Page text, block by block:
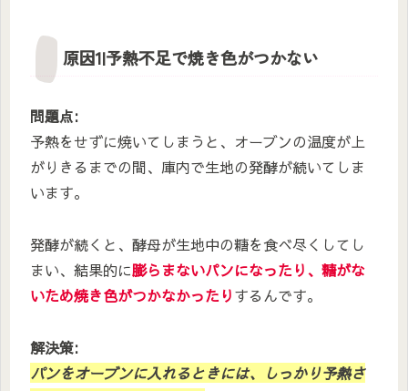
原因1|予熱不足で焼き色がつかない
問題点:
予熱をせずに焼いてしまうと、オーブンの温度が上
がりきるまでの間、庫内で生地の発酵が続いてしま
います。
発酵が続くと、酵母が生地中の糖を食べ尽くしてし
まい、結果的に膨らまないパンになったり、糖がな
いため焼き色がつかなかったりするんです。
解決策:
パンをオーブンに入れるときには、しっかり予熱さ